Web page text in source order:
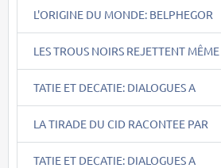
L'ORIGINE DU MONDE: BELPHEGOR
LES TROUS NOIRS REJETTENT MÊME
TATIE ET DECATIE: DIALOGUES A
LA TIRADE DU CID RACONTEE PAR
TATIE ET DECATIE: DIALOGUES A